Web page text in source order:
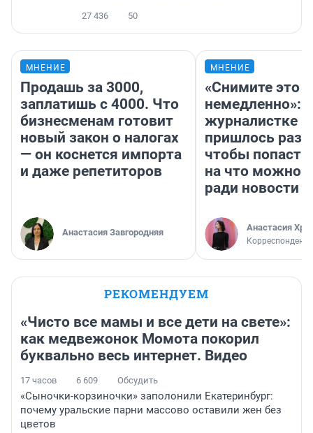
27 436 50
МНЕНИЕ
Продашь за 3000,
заплатишь с 4000. Что
бизнесменам готовит
новый закон о налогах
— он коснется импорта
и даже репетиторов
Анастасия Завгородняя
МНЕНИЕ
«Снимите это
немедленно»:
журналистке
пришлось
чтобы попасть
на что можно
ради новости
Анастасия
Корреспондент
РЕКОМЕНДУЕМ
«Чисто все мамы и все дети на свете»:
как медвежонок Момота покорил
буквально весь интернет. Видео
17 часов 6 609 Обсудить
«Сыночки-корзиночки» заполонили Екатеринбург:
почему уральские парни массово оставили жен без
цветов